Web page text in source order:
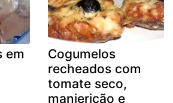
em
Cogumelos
recheados com
tomate seco,
manjericão e